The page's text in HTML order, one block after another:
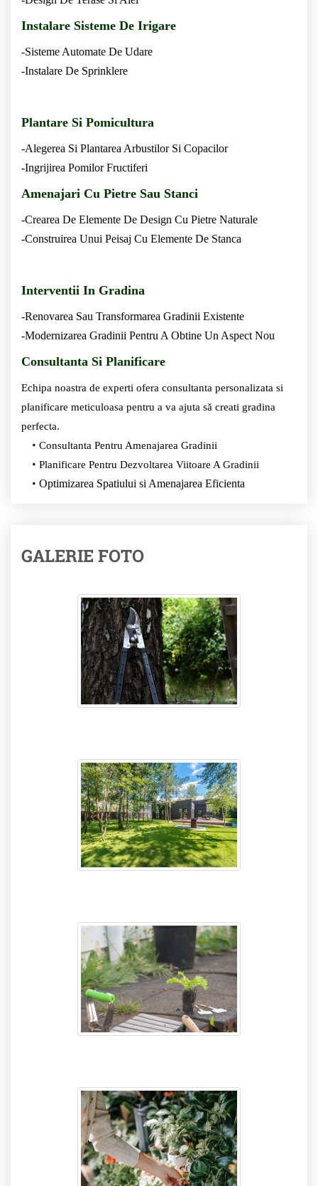
Instalare Sisteme De Irigare
-Sisteme Automate De Udare
-Instalare De Sprinklere
Plantare Si Pomicultura
-Alegerea Si Plantarea Arbustilor Si Copacilor
-Ingrijirea Pomilor Fructiferi
Amenajari Cu Pietre Sau Stanci
-Crearea De Elemente De Design Cu Pietre Naturale
-Construirea Unui Peisaj Cu Elemente De Stanca
Interventii In Gradina
-Renovarea Sau Transformarea Gradinii Existente
-Modernizarea Gradinii Pentru A Obtine Un Aspect Nou
Consultanta Si Planificare
Echipa noastra de experti ofera consultanta personalizata si
planificare meticuloasa pentru a va ajuta să creati gradina
perfecta.
Consultanta Pentru Amenajarea Gradinii
Planificare Pentru Dezvoltarea Viitoare A Gradinii
Optimizarea Spatiului si Amenajarea Eficienta
GALERIE FOTO